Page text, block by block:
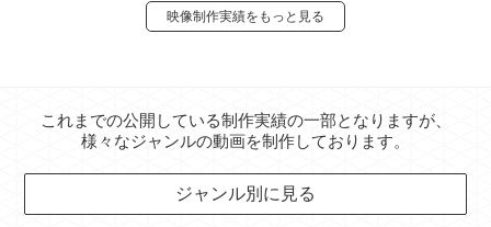
映像制作実績をもっと見る
これまでの公開している制作実績の一部となりますが、
様々なジャンルの動画を制作しております。
ジャンル別に見る